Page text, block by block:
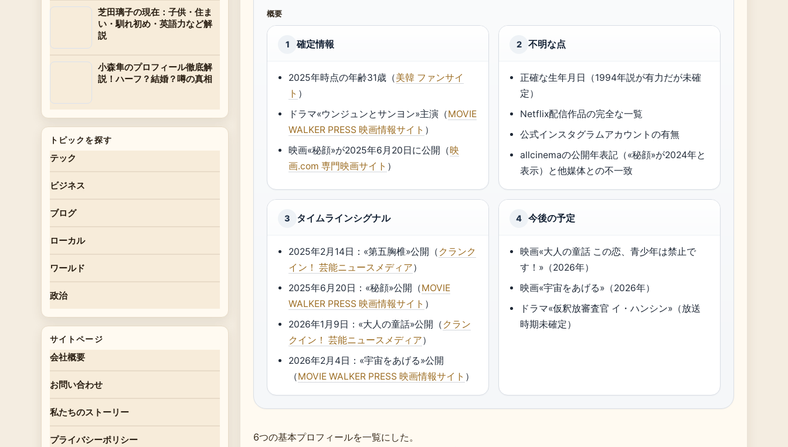
概要
1 確定情報
2025年時点の年齢31歳（美韓 ファンサイ
ト ）
ドラマ«ウンジュンとサンヨン»主演（MOVIE
WALKER PRESS 映画情報サイト ）
映画«秘顔»が2025年6月20日に公開（映
画.com 専門映画サイト ）
2 不明な点
正確な生年月日（1994年説が有力だが未確
定）
Netflix配信作品の完全な一覧
公式インスタグラムアカウントの有無
allcinemaの公開年表記（«秘顔»が2024年と
表示）と他媒体との不一致
3 タイムラインシグナル
2025年2月14日：«第五胸椎»公開（ クランク
イン！ 芸能ニュースメディア）
2025年6月20日：«秘顔»公開（MOVIE
WALKER PRESS 映画情報サイト ）
2026年1月9日：«大人の童話»公開（ クラン
クイン！ 芸能ニュースメディア）
2026年2月4日：«宇宙をあげる»公開
（MOVIE WALKER PRESS 映画情報サイト ）
4 今後の予定
映画«大人の童話 この恋、青少年は禁止で
す！»（2026年）
映画«宇宙をあげる»（2026年）
ドラマ«仮釈放審査官 イ・ハンシン»（放送
時期未確定）
6つの基本プロフィールを一覧にした。
芝田璃子の現在：子供・住ま
い・馴れ初め・英語力など解
説
小森隼のプロフィール徹底解
説！ハーフ？結婚？噂の真相
トピックを探す
テック
ビジネス
ブログ
ローカル
ワールド
政治
サイトページ
会社概要
お問い合わせ
私たちのストーリー
プライバシーポリシー